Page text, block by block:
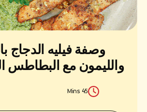
وصفة فيليه الدجاج
والليمون مع البطاطس
45 Mins